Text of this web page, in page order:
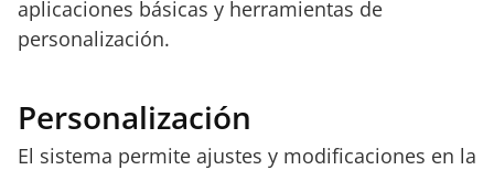
aplicaciones básicas y herramientas de
personalización.
Personalización
El sistema permite ajustes y modificaciones en la